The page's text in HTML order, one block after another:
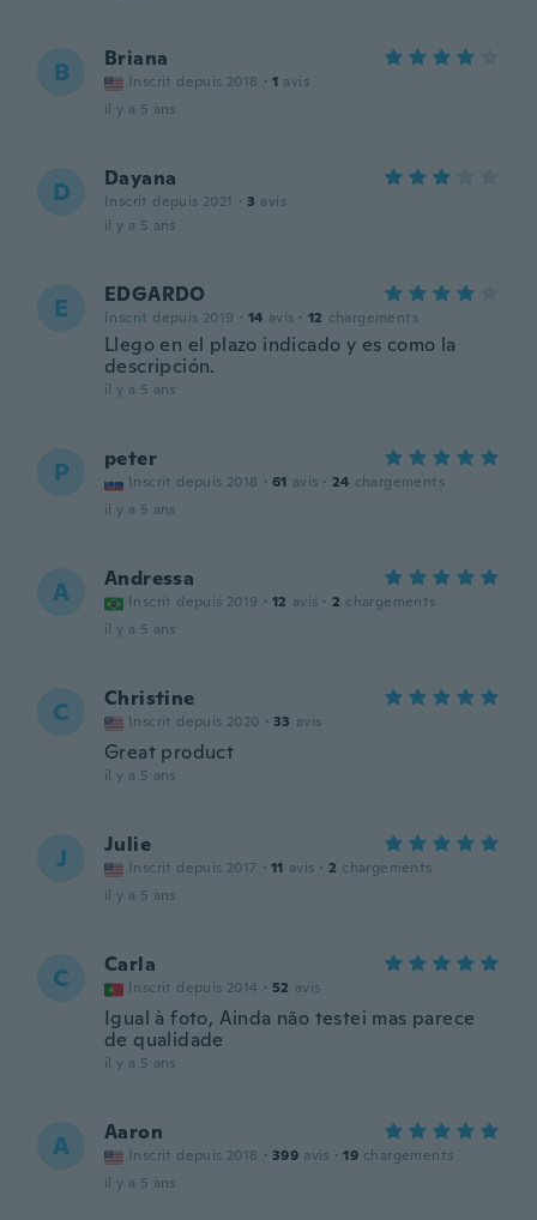
B Briana
Inscrit depuis 2018 · 1 avis
il y a 5 ans
D Dayana
Inscrit depuis 2021 · 3 avis
il y a 5 ans
E EDGARDO
Inscrit depuis 2019 · 14 avis · 12 chargements
Llego en el plazo indicado y es como la
descripción.
il y a 5 ans
P peter
Inscrit depuis 2018 · 61 avis · 24 chargements
il y a 5 ans
A Andressa
Inscrit depuis 2019 · 12 avis · 2 chargements
il y a 5 ans
C Christine
Inscrit depuis 2020 · 33 avis
Great product
il y a 5 ans
J Julie
Inscrit depuis 2017 · 11 avis · 2 chargements
il y a 5 ans
C Carla
Inscrit depuis 2014 · 52 avis
Igual à foto, Ainda não testei mas parece
de qualidade
il y a 5 ans
A Aaron
Inscrit depuis 2018 · 399 avis · 19 chargements
il y a 5 ans